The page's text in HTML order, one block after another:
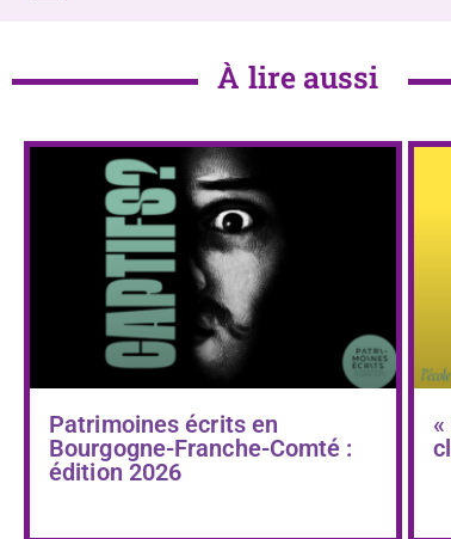
À lire aussi
Patrimoines écrits en
Bourgogne-Franche-Comté :
édition 2026